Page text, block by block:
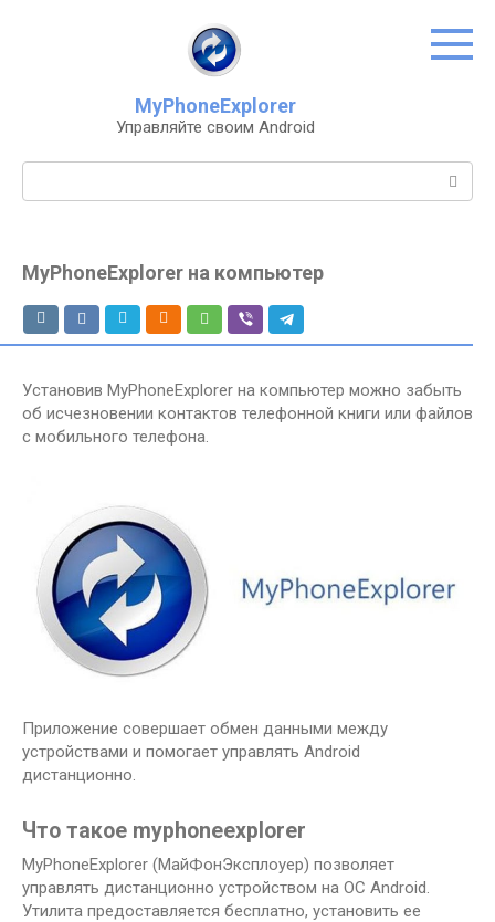
MyPhoneExplorer
Управляйте своим Android
MyPhoneExplorer на компьютер
Установив MyPhoneExplorer на компьютер можно забыть
об исчезновении контактов телефонной книги или файлов
с мобильного телефона.
Приложение совершает обмен данными между
устройствами и помогает управлять Android
дистанционно.
Что такое myphoneexplorer
MyPhoneExplorer (МайФонЭксплоуер) позволяет
управлять дистанционно устройством на ОС Android.
Утилита предоставляется бесплатно, установить ее